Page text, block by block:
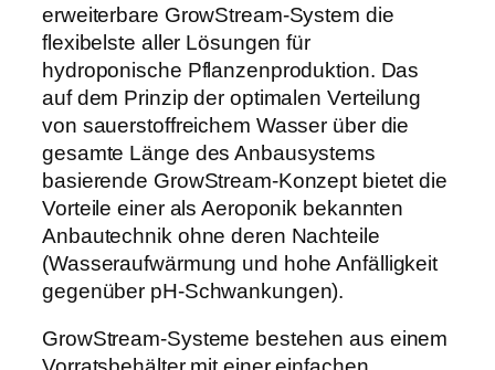
erweiterbare GrowStream-System die
flexibelste aller Lösungen für
hydroponische Pflanzenproduktion. Das
auf dem Prinzip der optimalen Verteilung
von sauerstoffreichem Wasser über die
gesamte Länge des Anbausystems
basierende GrowStream-Konzept bietet die
Vorteile einer als Aeroponik bekannten
Anbautechnik ohne deren Nachteile
(Wasseraufwärmung und hohe Anfälligkeit
gegenüber pH-Schwankungen).
GrowStream-Systeme bestehen aus einem